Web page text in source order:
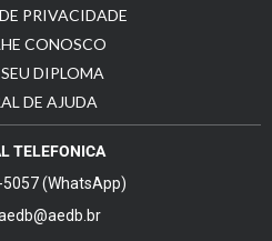
PRIVACIDADE
CONOSCO
DIPLOMA
DE AJUDA
TELEFONICA
(WhatsApp)